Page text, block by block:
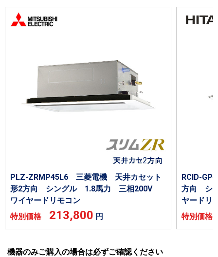
PLZ-ZRMP45L6 三菱電機 天井カセット
形2方向 シングル 1.8馬力 三相200V
ワイヤードリモコン
特別価格 213,800 円
RCID-
方向 シ
ヤードリ
特別価
機器のみご購入の場合は必ずご確認ください